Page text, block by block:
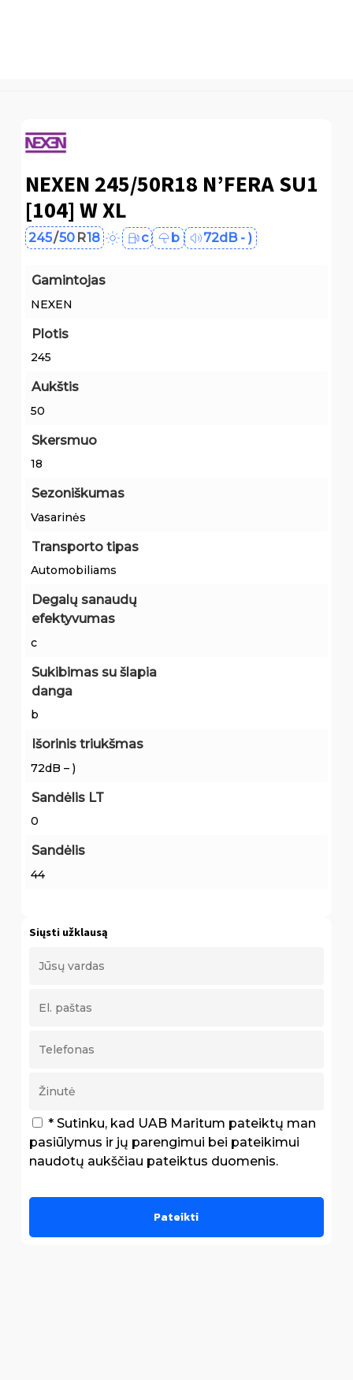
NEXEN 245/50R18 N’FERA SU1
[104] W XL
245/50 R18 c b 72dB - )
Gamintojas
NEXEN
Plotis
245
Aukštis
50
Skersmuo
18
Sezoniškumas
Vasarinės
Transporto tipas
Automobiliams
Degalų sanaudų
efektyvumas
c
Sukibimas su šlapia
danga
b
Išorinis triukšmas
72dB – )
Sandėlis LT
0
Sandėlis
44
Siųsti užklausą
* Sutinku, kad UAB Maritum pateiktų man
pasiūlymus ir jų parengimui bei pateikimui
naudotų aukščiau pateiktus duomenis.